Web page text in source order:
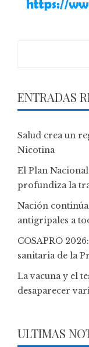
ENTRADAS
Salud crea un
Nicotina
El Plan
profundiza la
Nación
antigripales a
COSAPRO
sanitaria de la
La vacuna y el
desaparecer
ULTIMAS